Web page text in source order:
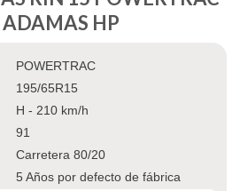
HP
POWERTRAC
195/65R15
H - 210 km/h
91
Carretera 80/20
5 Años por defecto de fábrica